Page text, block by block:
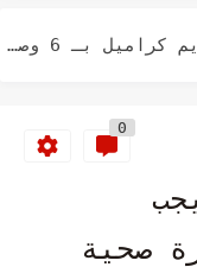
طريقة عمل الكريم كراميل بـ 6 وصفات مختلفة
0
صحية